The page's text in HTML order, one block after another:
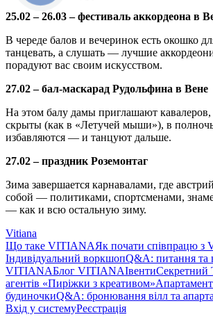
25.02 – 26.03 – фестиваль аккордеона в
В череде балов и вечеринок есть окошко
танцевать, а слушать — лучшие
порадуют вас своим искусством.
27.02 – бал-маскарад Рудольфина в Вене
На этом балу дамы приглашают кавалеров,
скрыты (как в «Летучей мыши»), в
избавляются — и танцуют дальше.
27.02 – праздник Роземонтаг
Зима завершается карнавалами, где
собой — политиками, спортсменами,
— как и всю остальную зиму.
Vitiana
Що таке VITIANAЯк почати співпрацю з
Індивідуальний воркшопQ&A: питання та
VITIANAБлог VITIANAІвентиСекретний
агентів «Пиріжки з креативом»
будиночкиQ&A: бронювання вілл та
Вхід у системуРеєстрація